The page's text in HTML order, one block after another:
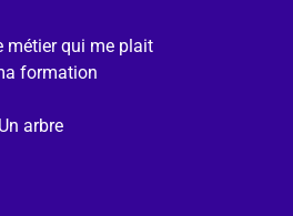
métier qui me plait
formation
arbre